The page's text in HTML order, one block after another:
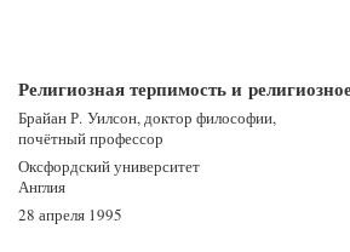
Религиозная терпимость и
Брайан Р. Уилсон, доктор философии,
почётный профессор
Оксфордский университет
Англия
28 апреля 1995